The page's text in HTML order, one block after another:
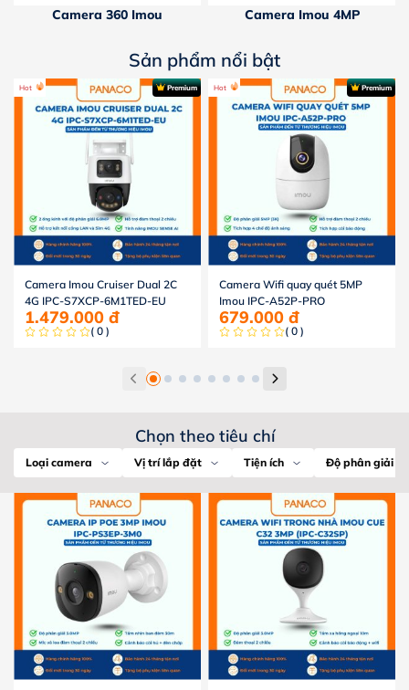
Camera 360 Imou Camera Imou 4MP
Sản phẩm nổi bật
Hot Premium
Camera Imou Cruiser Dual 2C
4G IPC-S7XCP-6M1TED-EU
1.479.000 đ
( 0 )
Hot Premium
Camera Wifi quay quét 5MP
Imou IPC-A52P-PRO
679.000 đ
( 0 )
Chọn theo tiêu chí
Loại camera Vị trí lắp đặt Tiện ích Độ phân giải